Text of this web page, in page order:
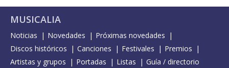
MUSICALIA
Noticias Novedades
Próximas novedades
Discos históricos
Canciones Festivales
Premios
Artistas y grupos
Portadas Listas Guía / directorio